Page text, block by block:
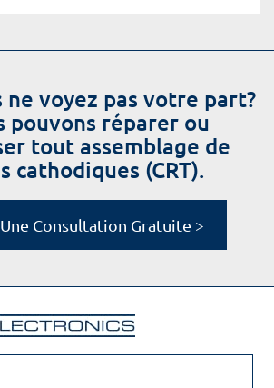
ne voyez pas votre part?
pouvons réparer ou
tout assemblage de
cathodiques (CRT).
Consultation Gratuite >